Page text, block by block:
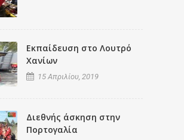
Εκπαίδευση στο Λουτρό
Χανίων
15 Απριλίου, 2019
Διεθνής άσκηση στην
Πορτογαλία